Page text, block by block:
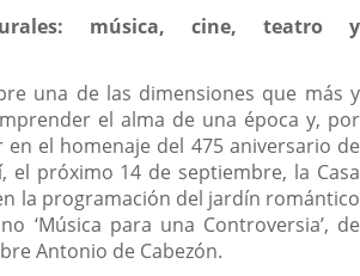
música, cine, teatro y
una de las dimensiones que más y
el alma de una época y, por
el homenaje del 475 aniversario de
el próximo 14 de septiembre, la Casa
la programación del jardín romántico
‘Música para una Controversia’, de
Antonio de Cabezón.